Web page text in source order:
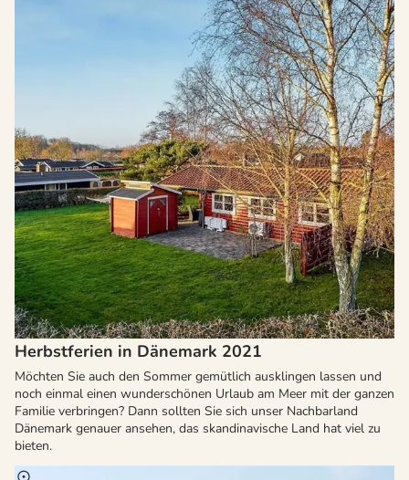
Herbstferien in Dänemark 2021
Möchten Sie auch den Sommer gemütlich ausklingen lassen und
noch einmal einen wunderschönen Urlaub am Meer mit der ganzen
Familie verbringen? Dann sollten Sie sich unser Nachbarland
Dänemark genauer ansehen, das skandinavische Land hat viel zu
bieten.